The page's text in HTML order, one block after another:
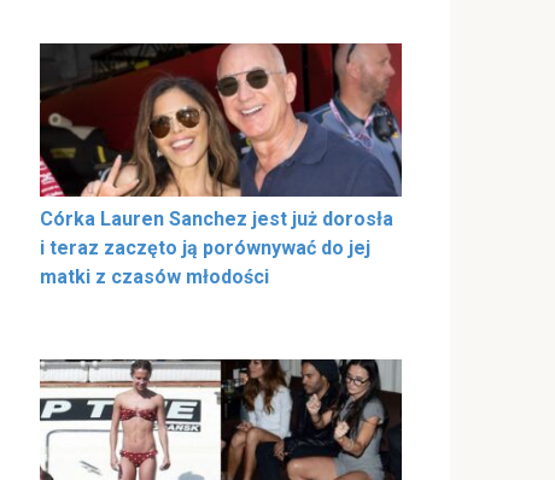
Córka Lauren Sanchez jest już dorosła
i teraz zaczęto ją porównywać do jej
matki z czasów młodości